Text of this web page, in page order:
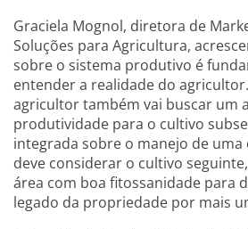
Graciela Mognol, diretora de
Soluções para Agricultura,
sobre o sistema produtivo é
entender a realidade do
agricultor também vai buscar um
produtividade para o cultivo
integrada sobre o manejo de
deve considerar o cultivo
área com boa fitossanidade para
legado da propriedade por mais